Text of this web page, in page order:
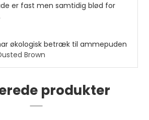
er fast men samtidig blød for
økologisk betræk til ammepuden
Brown
produkter